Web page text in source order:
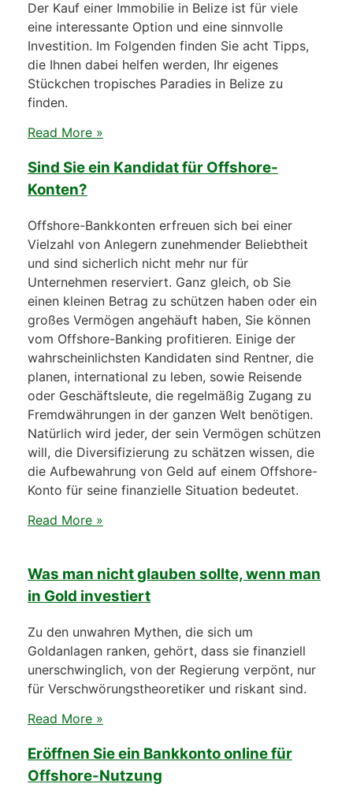
Der Kauf einer Immobilie in Belize ist für viele
eine interessante Option und eine sinnvolle
Investition. Im Folgenden finden Sie acht Tipps,
die Ihnen dabei helfen werden, Ihr eigenes
Stückchen tropisches Paradies in Belize zu
finden.
Read More »
Sind Sie ein Kandidat für Offshore-
Konten?
Offshore-Bankkonten erfreuen sich bei einer
Vielzahl von Anlegern zunehmender Beliebtheit
und sind sicherlich nicht mehr nur für
Unternehmen reserviert. Ganz gleich, ob Sie
einen kleinen Betrag zu schützen haben oder ein
großes Vermögen angehäuft haben, Sie können
vom Offshore-Banking profitieren. Einige der
wahrscheinlichsten Kandidaten sind Rentner, die
planen, international zu leben, sowie Reisende
oder Geschäftsleute, die regelmäßig Zugang zu
Fremdwährungen in der ganzen Welt benötigen.
Natürlich wird jeder, der sein Vermögen schützen
will, die Diversifizierung zu schätzen wissen, die
die Aufbewahrung von Geld auf einem Offshore-
Konto für seine finanzielle Situation bedeutet.
Read More »
Was man nicht glauben sollte, wenn man
in Gold investiert
Zu den unwahren Mythen, die sich um
Goldanlagen ranken, gehört, dass sie finanziell
unerschwinglich, von der Regierung verpönt, nur
für Verschwörungstheoretiker und riskant sind.
Read More »
Eröffnen Sie ein Bankkonto online für
Offshore-Nutzung